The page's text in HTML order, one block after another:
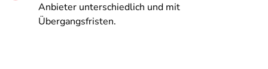
Anbieter unterschiedlich und mit
Übergangsfristen.